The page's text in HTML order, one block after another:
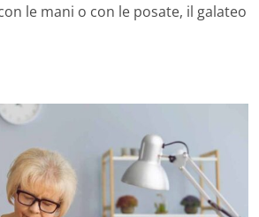
le mani o con le posate, il galateo